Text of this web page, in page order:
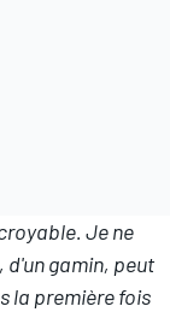
Je ne
d'un gamin, peut
la première fois